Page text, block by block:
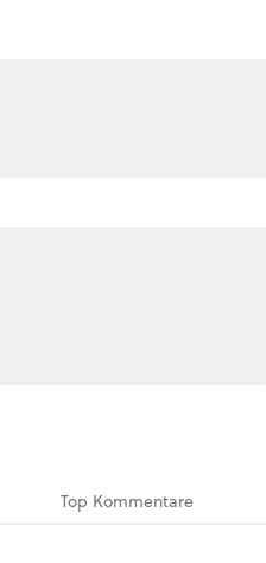
Top Kommentare